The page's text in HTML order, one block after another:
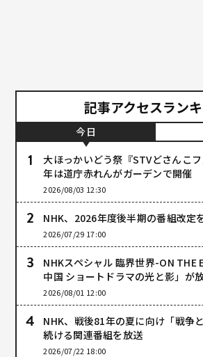
記事アクセスラン
今日
大ほっかいどう祭『STVどさんこ
年は道庁赤れんがガーデンで開催
2026/08/03 12:30
NHK、2026年度後半期の番組改定
2026/07/29 17:00
NHKスペシャル 臨界世界-ON THE
中国 ショートドラマの光と影」が
2026/08/01 12:00
NHK、戦後81年の夏に向け「戦争
続ける関連番組を放送
2026/07/22 18:00